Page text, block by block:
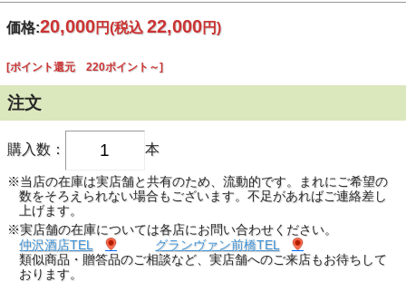
価格:20,000円(税込 22,000円)
[ポイント還元 220ポイント～]
注文
購入数： 本
※当店の在庫は実店舗と共有のため、流動的です。まれにご希望の
数をそろえられない場合もございます。不足があればご連絡差し
上げます。
※実店舗の在庫については各店にお問い合わせください。
仲沢酒店TEL
グランヴァン前橋TEL
類似商品・贈答品のご相談など、実店舗へのご来店もお待ちして
おります。